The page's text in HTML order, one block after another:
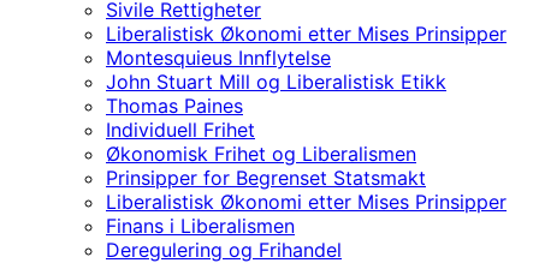
Sivile Rettigheter
Liberalistisk Økonomi etter Mises Prinsipper
Montesquieus Innflytelse
John Stuart Mill og Liberalistisk Etikk
Thomas Paines
Individuell Frihet
Økonomisk Frihet og Liberalismen
Prinsipper for Begrenset Statsmakt
Liberalistisk Økonomi etter Mises Prinsipper
Finans i Liberalismen
Deregulering og Frihandel